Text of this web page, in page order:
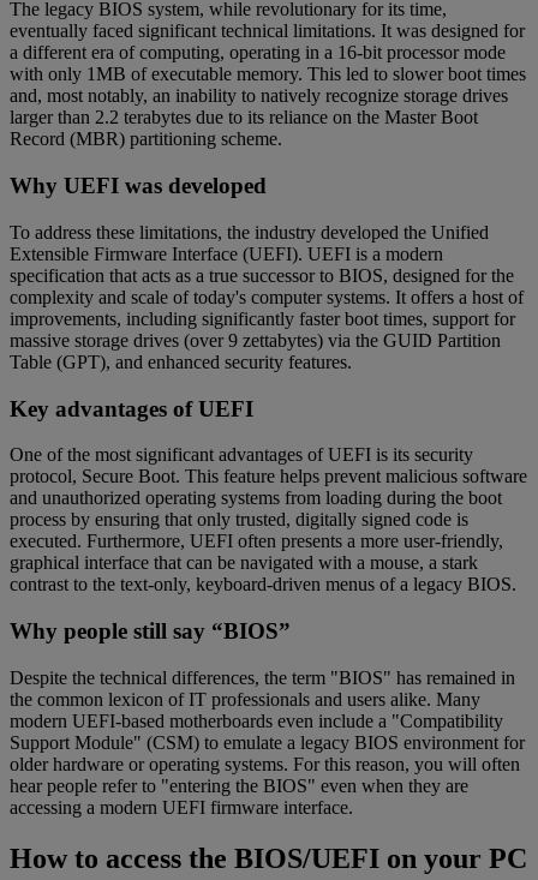
The legacy BIOS system, while revolutionary for its time,
eventually faced significant technical limitations. It was designed for
a different era of computing, operating in a 16-bit processor mode
with only 1MB of executable memory. This led to slower boot times
and, most notably, an inability to natively recognize storage drives
larger than 2.2 terabytes due to its reliance on the Master Boot
Record (MBR) partitioning scheme.
Why UEFI was developed
To address these limitations, the industry developed the Unified
Extensible Firmware Interface (UEFI). UEFI is a modern
specification that acts as a true successor to BIOS, designed for the
complexity and scale of today's computer systems. It offers a host of
improvements, including significantly faster boot times, support for
massive storage drives (over 9 zettabytes) via the GUID Partition
Table (GPT), and enhanced security features.
Key advantages of UEFI
One of the most significant advantages of UEFI is its security
protocol, Secure Boot. This feature helps prevent malicious software
and unauthorized operating systems from loading during the boot
process by ensuring that only trusted, digitally signed code is
executed. Furthermore, UEFI often presents a more user-friendly,
graphical interface that can be navigated with a mouse, a stark
contrast to the text-only, keyboard-driven menus of a legacy BIOS.
Why people still say “BIOS”
Despite the technical differences, the term "BIOS" has remained in
the common lexicon of IT professionals and users alike. Many
modern UEFI-based motherboards even include a "Compatibility
Support Module" (CSM) to emulate a legacy BIOS environment for
older hardware or operating systems. For this reason, you will often
hear people refer to "entering the BIOS" even when they are
accessing a modern UEFI firmware interface.
How to access the BIOS/UEFI on your PC